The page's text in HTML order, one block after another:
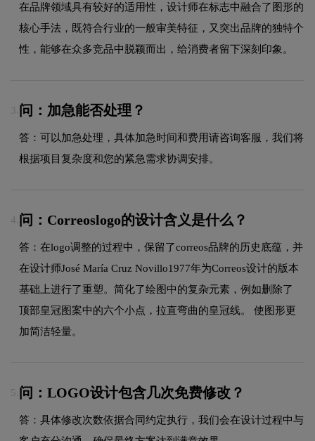
在品牌领域具有较好的适用性，设计师在标志中融合了图形的
核心手法，既符合行业的一般审美特征，又突出品牌的独特个
性，能够在众多竞品中脱颖而出，给消费者留下深刻印象。
3. 问：加急能否处理？
答：可以加急处理，具体加急时间和费用请咨询客服，我们将
根据项目复杂度和您的紧急需求协调安排。
4. 问：Correoslogo的设计含义是什么？
答：在logo调整的过程中，保留了correos品牌的历史底蕴，并
在设计师José María Cruz Novillo1977年为Correos设计的版本
基础上进行了重塑。简化了绘图中的复杂元素，例如删除了
顶部皇冠图案中的六个小点，拉直弯曲的皇冠线。 使图形更
加简洁轻量。
5. 问：LOGO设计包含几次免费修改？
答：具体修改次数依据合同约定执行，我们会在设计过程中与